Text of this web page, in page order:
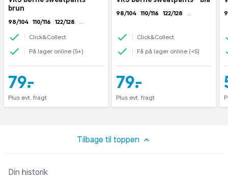
brun
98/104 110/116 122/128
13
4/140
Click&Collect
På lager online (5+)
79,-
Plus evt. fragt
98/104 110/116 122/128
13
Click&Collect
Få på lager online (<5)
79,-
Plus evt. fragt
Tilbage til toppen
Din historik